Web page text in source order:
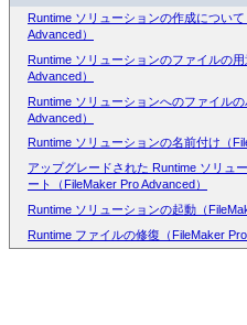
Runtime ソリューションの作成につい
Advanced）
Runtime ソリューションのファイルの
Advanced）
Runtime ソリューションへのファイル
Advanced）
Runtime ソリューションの名前付け（
アップグレードされた Runtime ソリュ
ート（FileMaker Pro Advanced）
Runtime ソリューションの起動（
Runtime ファイルの修復（FileMaker Pro